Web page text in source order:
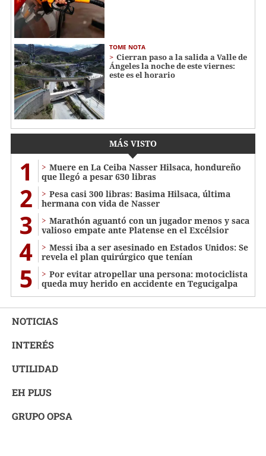
TOME NOTA
Cierran paso a la salida a Valle de
Ángeles la noche de este viernes:
este es el horario
MÁS VISTO
1
Muere en La Ceiba Nasser Hilsaca, hondureño
que llegó a pesar 630 libras
2
Pesa casi 300 libras: Basima Hilsaca, última
hermana con vida de Nasser
3
Marathón aguantó con un jugador menos y saca
valioso empate ante Platense en el Excélsior
4
Messi iba a ser asesinado en Estados Unidos: Se
revela el plan quirúrgico que tenían
5
Por evitar atropellar una persona: motociclista
queda muy herido en accidente en Tegucigalpa
NOTICIAS
INTERÉS
UTILIDAD
EH PLUS
GRUPO OPSA